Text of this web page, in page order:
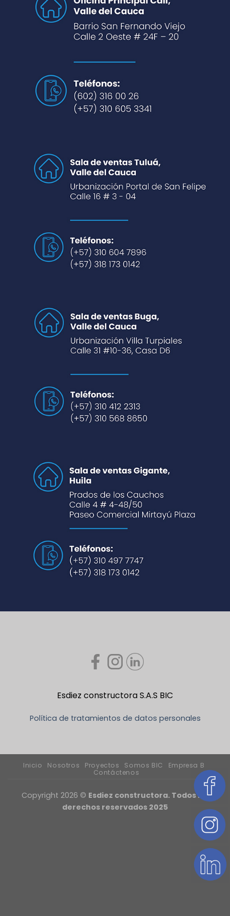
Esdiez constructora S.A.S BIC
Política de tratamientos de datos personales
Inicio Nosotros Proyectos Somos BIC
Empresa B
Contáctenos
Copyright 2026 © Esdiez constructora. Todos los
derechos reservados 2025